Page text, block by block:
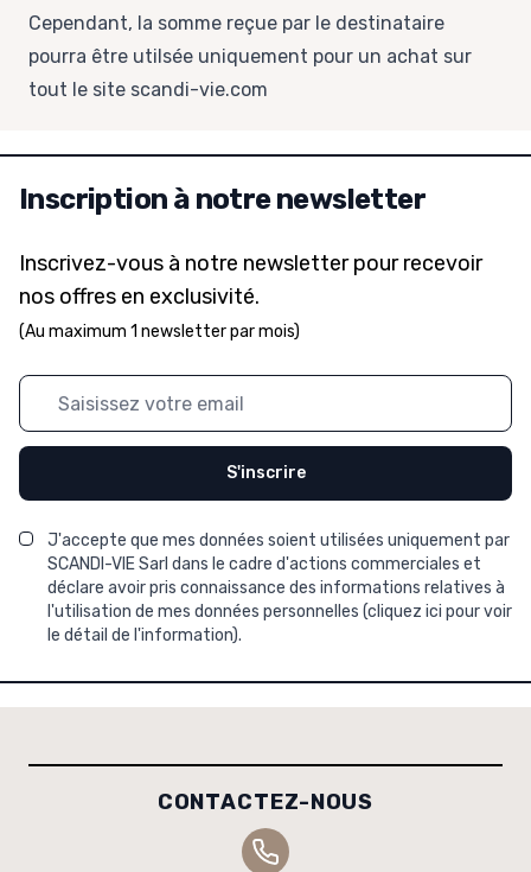
Cependant, la somme reçue par le destinataire
pourra être utilsée uniquement pour un achat sur
tout le site scandi-vie.com
Inscription à notre newsletter
Inscrivez-vous à notre newsletter pour recevoir
nos offres en exclusivité.
(Au maximum 1 newsletter par mois)
Adresse mail
S'inscrire
J'accepte que mes données soient utilisées uniquement par
SCANDI-VIE Sarl dans le cadre d'actions commerciales et
déclare avoir pris connaissance des informations relatives à
l'utilisation de mes données personnelles (cliquez ici pour voir
le détail de l'information).
CONTACTEZ-NOUS